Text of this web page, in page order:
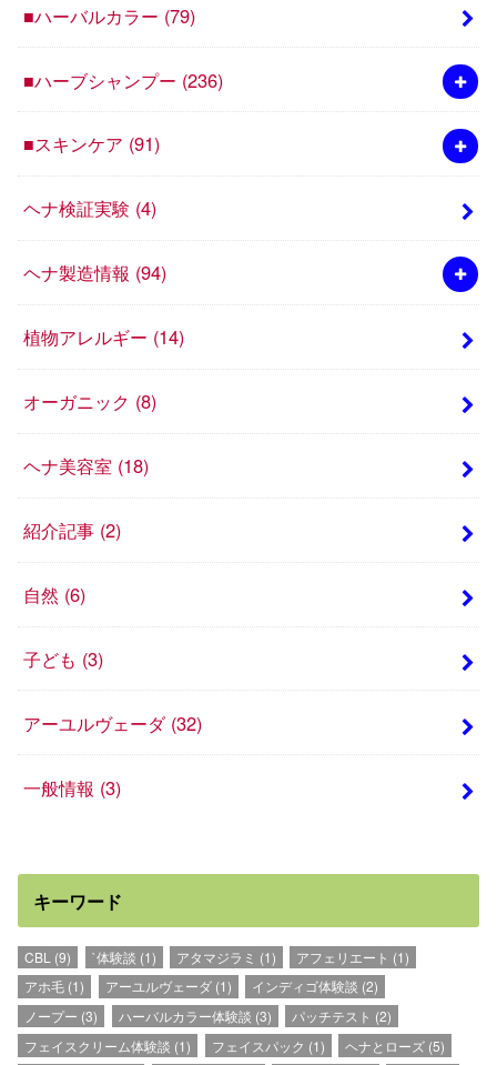
■ハーバルカラー (79)
■ハーブシャンプー (236)
■スキンケア (91)
ヘナ検証実験 (4)
ヘナ製造情報 (94)
植物アレルギー (14)
オーガニック (8)
ヘナ美容室 (18)
紹介記事 (2)
自然 (6)
子ども (3)
アーユルヴェーダ (32)
一般情報 (3)
キーワード
CBL (9) `体験談 (1) アタマジラミ (1) アフェリエート (1)
アホ毛 (1) アーユルヴェーダ(1) インディゴ体験談 (2)
ノープー (3) ハーバルカラー体験談 (3) パッチテスト (2)
フェイスクリーム体験談 (1) フェイスパック (1) ヘナとローズ(5)